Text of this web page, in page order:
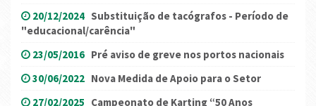
20/12/2024 Substituição de tacógrafos - Período de
"educacional/carência"
23/05/2016 Pré aviso de greve nos portos nacionais
30/06/2022 Nova Medida de Apoio para o Setor
27/02/2025 Campeonato de Karting “50 Anos